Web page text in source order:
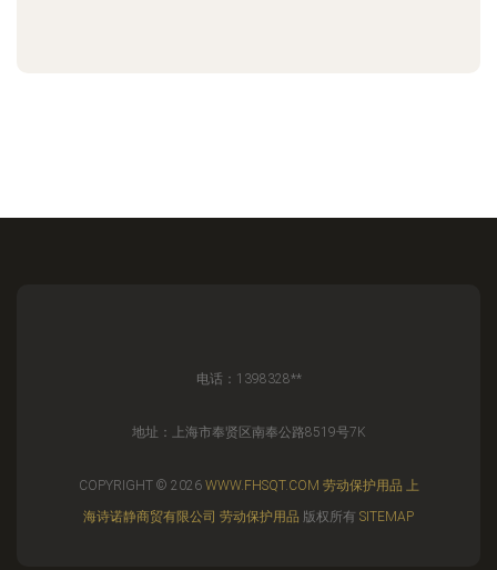
电话：1398328**
地址：上海市奉贤区南奉公路8519号7K
COPYRIGHT © 2026 WWW.FHSQT.COM 劳动保护用品 上
海诗诺静商贸有限公司 劳动保护用品 版权所有 SITEMAP